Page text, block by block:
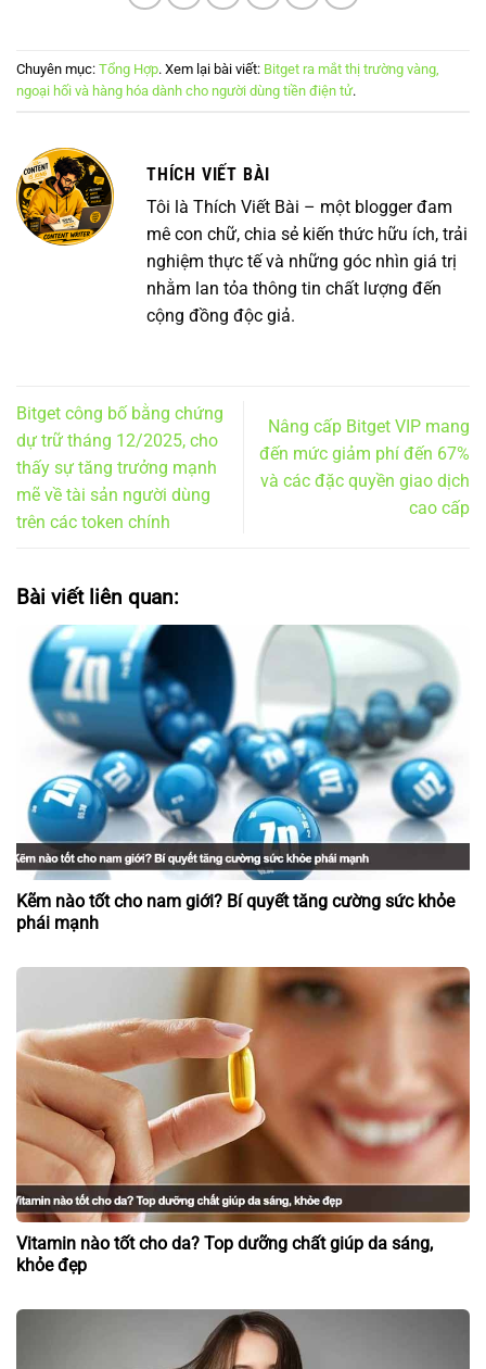
Chuyên mục: Tổng Hợp. Xem lại bài viết: Bitget ra mắt thị trường vàng,
ngoại hối và hàng hóa dành cho người dùng tiền điện tử.
THÍCH VIẾT BÀI
Tôi là Thích Viết Bài – một blogger đam
mê con chữ, chia sẻ kiến thức hữu ích, trải
nghiệm thực tế và những góc nhìn giá trị
nhằm lan tỏa thông tin chất lượng đến
cộng đồng độc giả.
Bitget công bố bằng chứng
dự trữ tháng 12/2025, cho
thấy sự tăng trưởng mạnh
mẽ về tài sản người dùng
trên các token chính
Nâng cấp Bitget VIP mang
đến mức giảm phí đến 67%
và các đặc quyền giao dịch
cao cấp
Bài viết liên quan:
Kẽm nào tốt cho nam giới? Bí quyết tăng cường sức khỏe
phái mạnh
Vitamin nào tốt cho da? Top dưỡng chất giúp da sáng,
khỏe đẹp